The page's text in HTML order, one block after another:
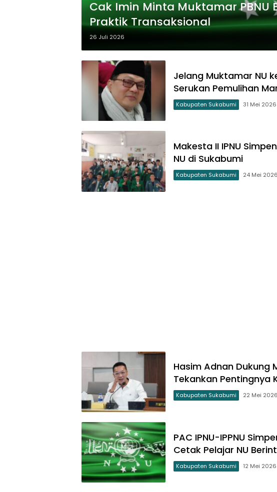
Cak Imin Minta Muktamar PBNU
Praktik Transaksional
26 Juli 2026
Jelang Muktamar NU
Serukan Pemulihan
Kabupaten Sukabumi 31 Mei 2026
Makesta II IPNU
NU di Sukabumi
Kabupaten Sukabumi 24 Mei 2026
Hasim Adnan Dukung
Tekankan Pentingnya
Kabupaten Sukabumi 22 Mei 2026
PAC IPNU-IPPNU
Cetak Pelajar NU
Kabupaten Sukabumi 12 Mei 2026